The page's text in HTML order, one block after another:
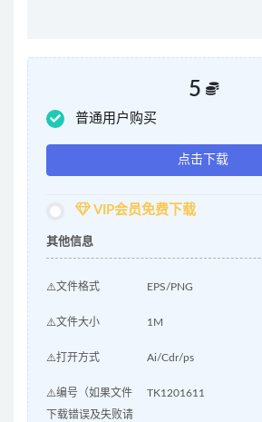
5
普通用户购买
点击下载
VIP会员免费下载
其他信息
⚠️文件格式 EPS/PNG
⚠️文件大小 1M
⚠️打开方式 Ai/Cdr/ps
⚠️编号（如果文件
下载错误及失败请
TK1201611